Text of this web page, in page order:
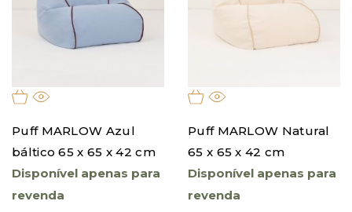
Puff MARLOW Azul
báltico 65 x 65 x 42 cm
Disponível apenas para
revenda
Puff MARLOW Natural
65 x 65 x 42 cm
Disponível apenas para
revenda